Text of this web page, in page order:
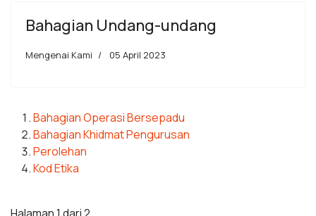
Bahagian Undang-undang
Mengenai Kami 05 April 2023
Bahagian Operasi Bersepadu
Bahagian Khidmat Pengurusan
Perolehan
Kod Etika